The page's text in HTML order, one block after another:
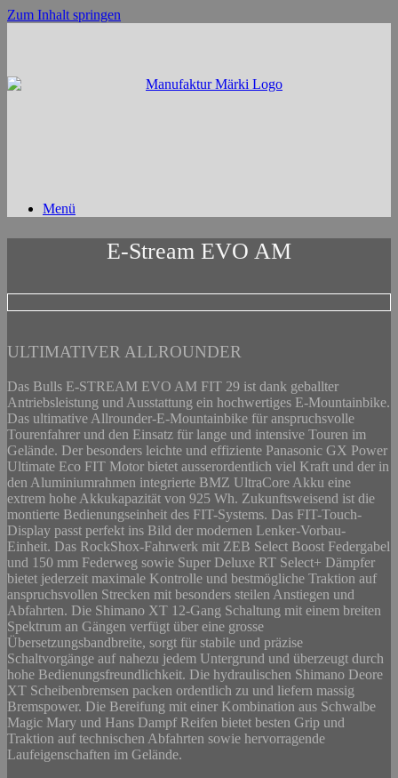
Zum Inhalt springen
Menü
E-Stream EVO AM
ULTIMATIVER ALLROUNDER
Das Bulls E-STREAM EVO AM FIT 29 ist dank geballter
Antriebsleistung und Ausstattung ein hochwertiges E-Mountainbike.
Das ultimative Allrounder-E-Mountainbike für anspruchsvolle
Tourenfahrer und den Einsatz für lange und intensive Touren im
Gelände. Der besonders leichte und effiziente Panasonic GX Power
Ultimate Eco FIT Motor bietet ausserordentlich viel Kraft und der in
den Aluminiumrahmen integrierte BMZ UltraCore Akku eine
extrem hohe Akkukapazität von 925 Wh. Zukunftsweisend ist die
montierte Bedienungseinheit des FIT-Systems. Das FIT-Touch-
Display passt perfekt ins Bild der modernen Lenker-Vorbau-
Einheit. Das RockShox-Fahrwerk mit ZEB Select Boost Federgabel
und 150 mm Federweg sowie Super Deluxe RT Select+ Dämpfer
bietet jederzeit maximale Kontrolle und bestmögliche Traktion auf
anspruchsvollen Strecken mit besonders steilen Anstiegen und
Abfahrten. Die Shimano XT 12-Gang Schaltung mit einem breiten
Spektrum an Gängen verfügt über eine grosse
Übersetzungsbandbreite, sorgt für stabile und präzise
Schaltvorgänge auf nahezu jedem Untergrund und überzeugt durch
hohe Bedienungsfreundlichkeit. Die hydraulischen Shimano Deore
XT Scheibenbremsen packen ordentlich zu und liefern massig
Bremspower. Die Bereifung mit einer Kombination aus Schwalbe
Magic Mary und Hans Dampf Reifen bietet besten Grip und
Traktion auf technischen Abfahrten sowie hervorragende
Laufeigenschaften im Gelände.